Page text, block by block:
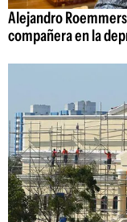
Alejandro
compañera en la